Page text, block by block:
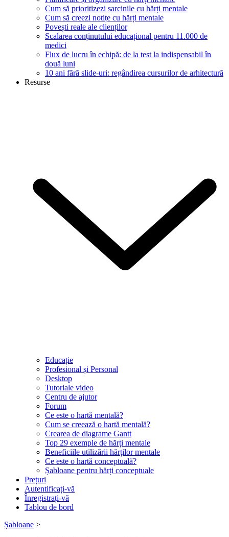
Cum să prioritizezi sarcinile cu hărți mentale
Cum să creezi notițe cu hărți mentale
Povești reale ale clienților
Scalarea conținutului educațional pentru 11.000 de
medici
Flux de lucru în echipă: de la test la indispensabil în
două luni
10 ani fără slide-uri: regândirea cursurilor de arhitectură
Resurse
Educație
Profesional și Personal
Desktop
Tutoriale video
Centru de ajutor
Forum
Ce este o hartă mentală?
Cum se creează o hartă mentală?
Crearea de diagrame Gantt
Top 29 exemple de hărți mentale
Beneficiile utilizării hărților mentale
Ce este o hartă conceptuală?
Șabloane pentru hărți conceptuale
Prețuri
Autentificați-vă
Înregistrați-vă
Tablou de bord
Șabloane >